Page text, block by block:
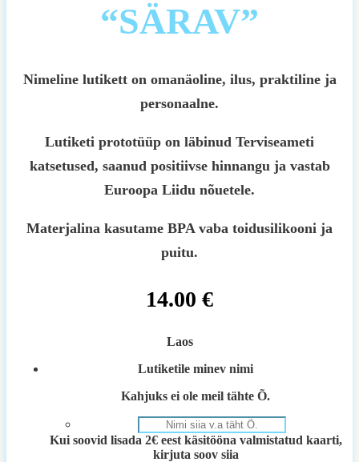
“SÄRAV”
Nimeline lutikett on omanäoline, ilus, praktiline ja
personaalne.
Lutiketi prototüüp on läbinud Terviseameti
katsetused, saanud positiivse hinnangu ja vastab
Euroopa Liidu nõuetele.
Materjalina kasutame BPA vaba toidusilikooni ja
puitu.
14.00 €
Laos
Lutiketile minev nimi
Kahjuks ei ole meil tähte Õ.
Kui soovid lisada 2€ eest käsitööna valmistatud kaarti,
kirjuta soov siia